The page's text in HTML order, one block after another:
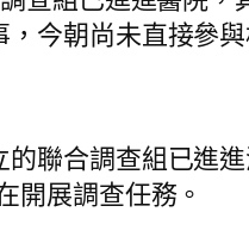
今朝尚未直接參
的聯合調查組已進
開展調查任務。